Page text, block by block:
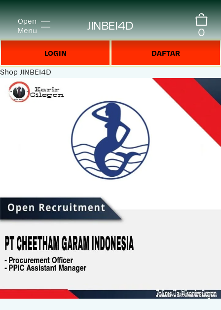
Open
Menu
JINBEI4D 0
LOGIN DAFTAR
Shop JINBEI4D